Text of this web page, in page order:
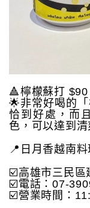
🔺檸檬蘇打 $90
🌟非常好喝的
恰到好處，而
色，可以達到
📍日月香越南料
☑️高雄市三民區
☑️電話：07-
☑️營業時間：